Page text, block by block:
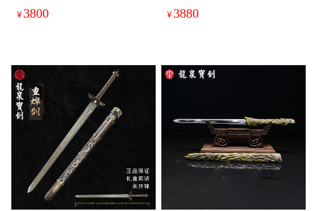
刃）
¥3800 ¥3880